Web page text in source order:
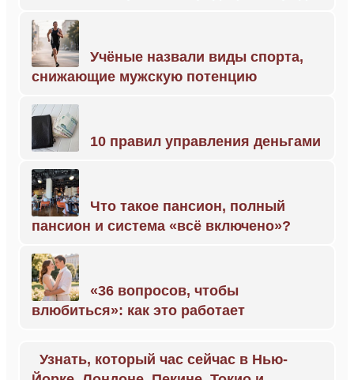
Учёные назвали виды спорта,
снижающие мужскую потенцию
10 правил управления деньгами
Что такое пансион, полный
пансион и система «всё включено»?
«36 вопросов, чтобы
влюбиться»: как это работает
Узнать, который час сейчас в Нью-